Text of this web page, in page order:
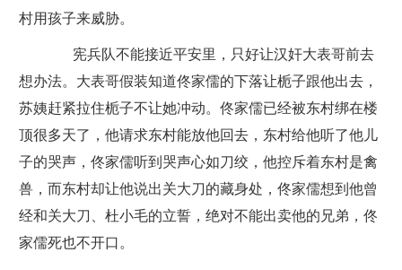
村用孩子来威胁。
宪兵队不能接近平安里，只好让汉奸大表哥前去
想办法。大表哥假装知道佟家儒的下落让栀子跟他出去，
苏姨赶紧拉住栀子不让她冲动。佟家儒已经被东村绑在楼
顶很多天了，他请求东村能放他回去，东村给他听了他儿
子的哭声，佟家儒听到哭声心如刀绞，他控斥着东村是禽
兽，而东村却让他说出关大刀的藏身处，佟家儒想到他曾
经和关大刀、杜小毛的立誓，绝对不能出卖他的兄弟，佟
家儒死也不开口。